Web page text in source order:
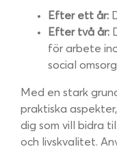
Efter ett år:
Efter två år:
för arbete
social
Med en stark
praktiska
dig som vill bidra
och livskvalitet.